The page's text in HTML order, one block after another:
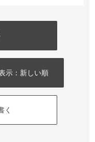
示：新しい順
く